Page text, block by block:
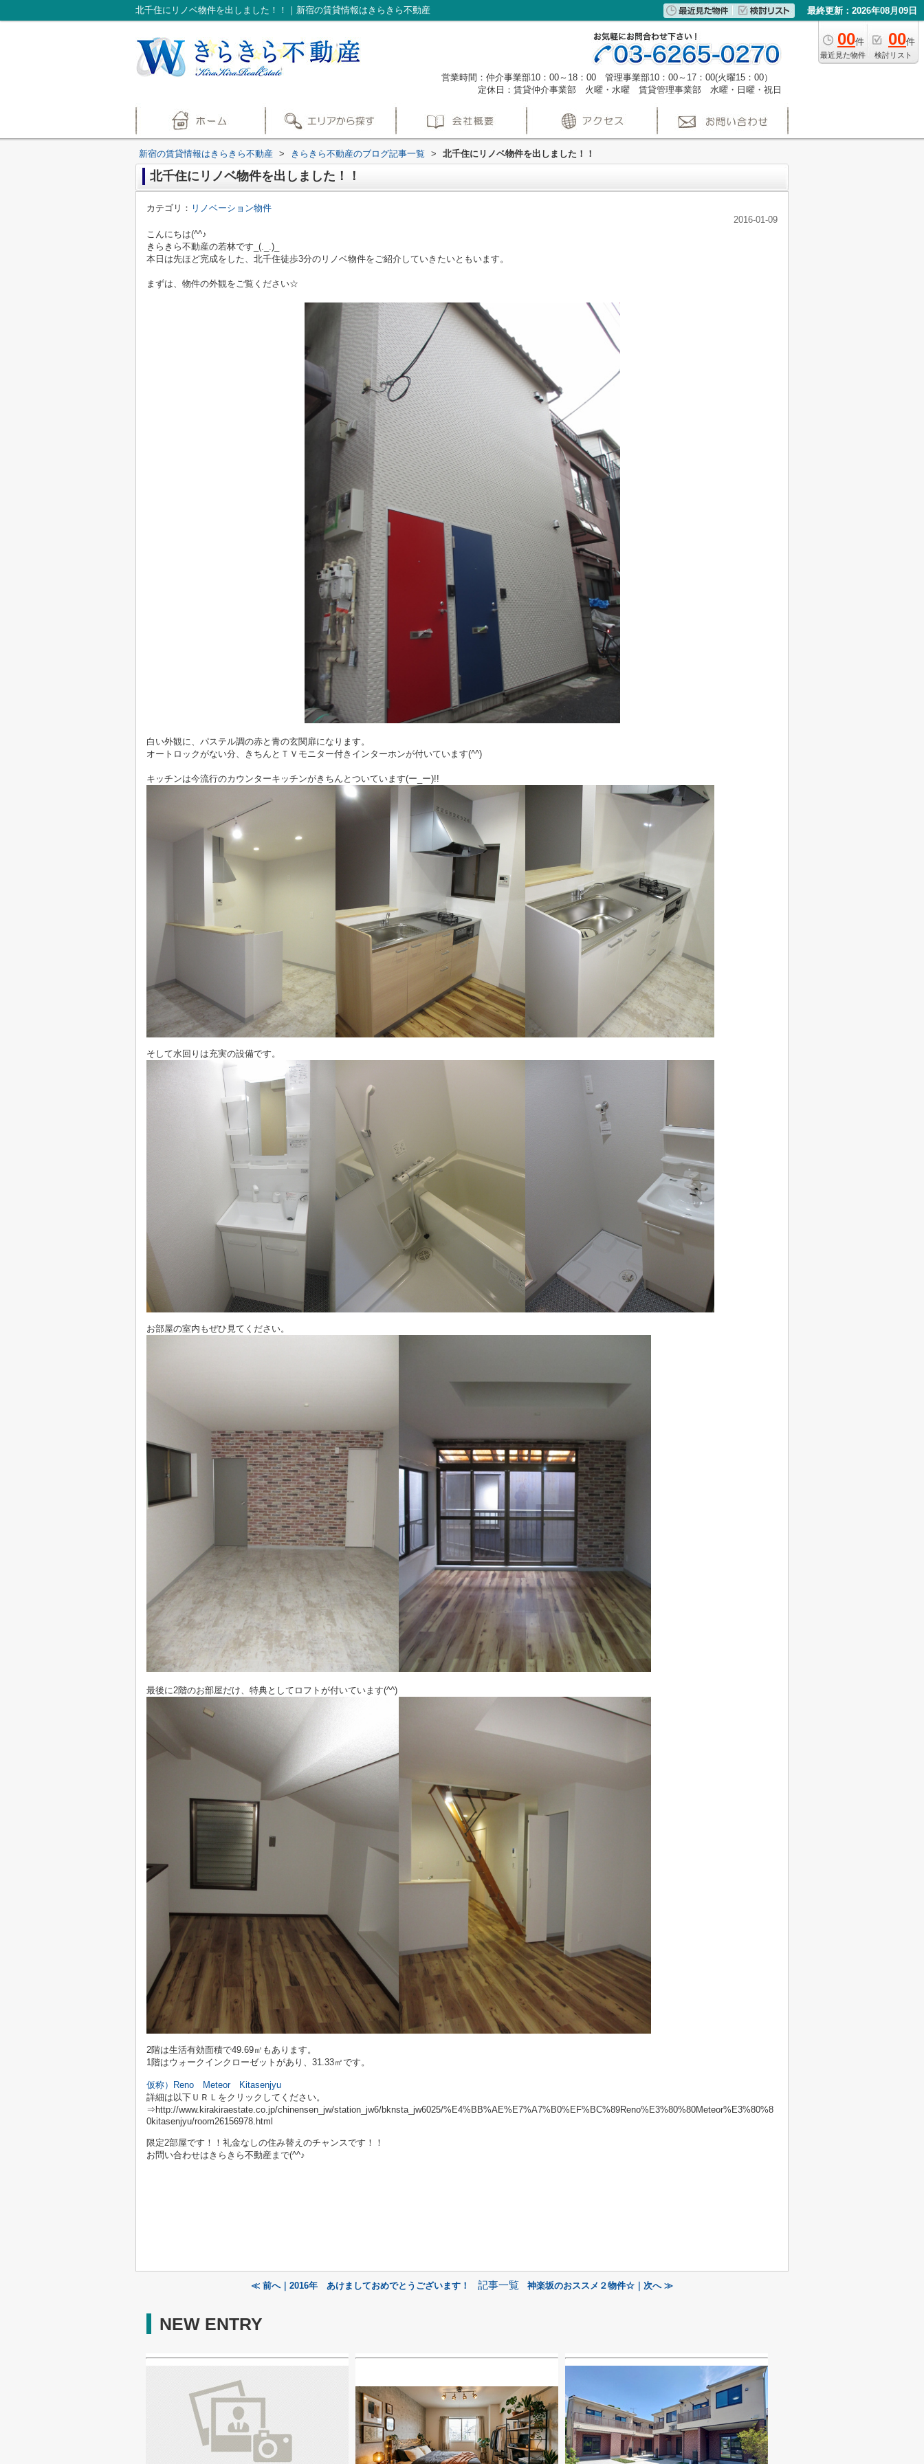
北千住にリノベ物件を出しました！！｜新宿の賃貸情報はきらきら不動産 最終更新：2026年08月09日
00件
最近見た物件
00件
検討リスト
営業時間：仲介事業部10：00～18：00 管理事業部10：00～17：00(火曜15：00）
定休日：賃貸仲介事業部 火曜・水曜 賃貸管理事業部 水曜・日曜・祝日
新宿の賃貸情報はきらきら不動産 > きらきら不動産のブログ記事一覧 > 北千住にリノベ物件を出しました！！
北千住にリノベ物件を出しました！！
カテゴリ： リノベーション物件
2016-01-09
こんにちは(^^♪
きらきら不動産の若林です_(._.)_
本日は先ほど完成をした、北千住徒歩3分のリノベ物件をご紹介していきたいともいます。
まずは、物件の外観をご覧ください☆
白い外観に、パステル調の赤と青の玄関扉になります。
オートロックがない分、きちんとＴＶモニター付きインターホンが付いています(^^)
キッチンは今流行のカウンターキッチンがきちんとついています(ー_ー)!!
そして水回りは充実の設備です。
お部屋の室内もぜひ見てください。
最後に2階のお部屋だけ、特典としてロフトが付いています(^^)
2階は生活有効面積で49.69㎡もあります。
1階はウォークインクローゼットがあり、31.33㎡です。
仮称）Reno Meteor Kitasenjyu
詳細は以下ＵＲＬをクリックしてください。
⇒http://www.kirakiraestate.co.jp/chinensen_jw/station_jw6/bknsta_jw6025/%E4%BB%AE%E7%A7%B0%EF%BC%89Reno%E3%80%80Meteor%E3%80%8
0kitasenjyu/room26156978.html
限定2部屋です！！礼金なしの住み替えのチャンスです！！
お問い合わせはきらきら不動産まで(^^♪
≪ 前へ｜2016年 あけましておめでとうございます！ 記事一覧 神楽坂のおススメ２物件☆｜次へ ≫
NEW ENTRY